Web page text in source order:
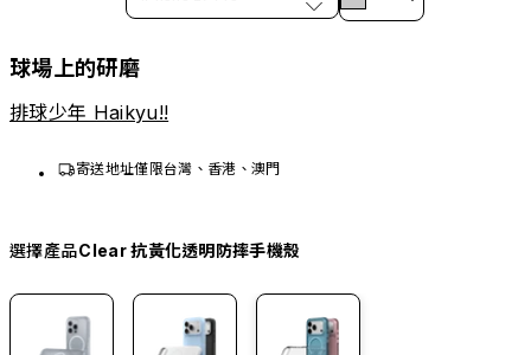
球場上的研磨
排球少年 Haikyu!!
寄送地址僅限台灣、香港、澳門
選擇產品Clear 抗黃化透明防摔手機殼